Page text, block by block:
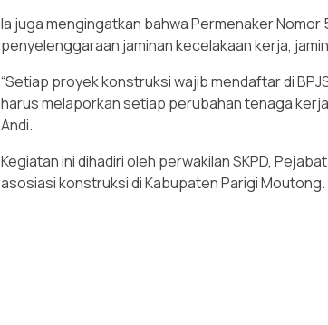
Ia juga mengingatkan bahwa Permenaker Nomor
penyelenggaraan jaminan kecelakaan kerja,
“Setiap proyek konstruksi wajib mendaftar di
harus melaporkan setiap perubahan tenaga
Andi.
Kegiatan ini dihadiri oleh perwakilan SKPD,
asosiasi konstruksi di Kabupaten Parigi